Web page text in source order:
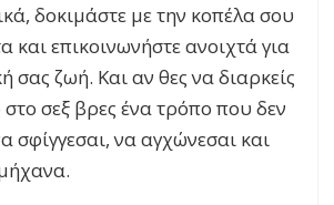
δοκιμάστε με την κοπέλα σου
και επικοινωνήστε ανοιχτά για
σας ζωή. Και αν θες να διαρκείς
σεξ βρες ένα τρόπο που δεν
σφίγγεσαι, να αγχώνεσαι και